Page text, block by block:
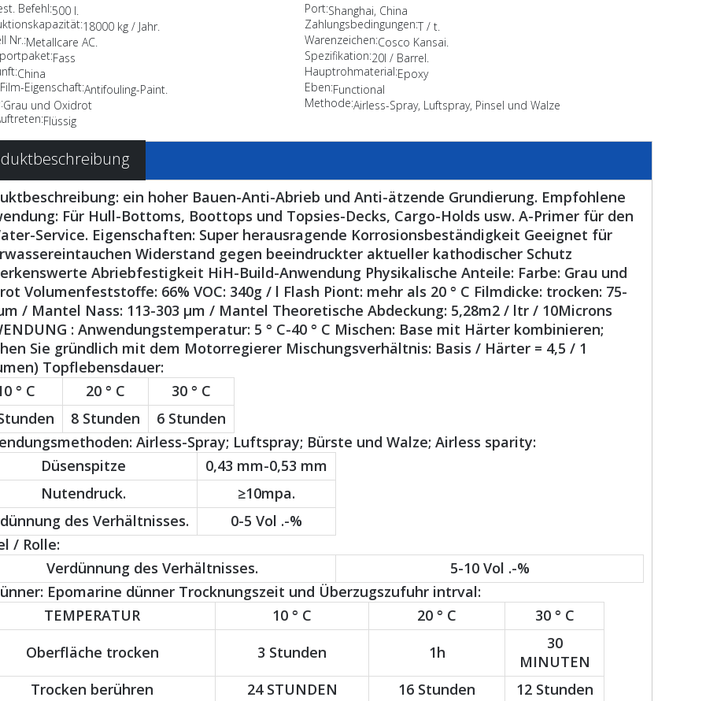
Befehl:500 l. Port:Shanghai, China
18000 kg / Jahr. Zahlungsbedingungen:T / t.
Nr.:Metallcare AC. Warenzeichen:Cosco Kansai.
Fass Spezifikation:20l / Barrel.
China Hauptrohmaterial:Epoxy
Eigenschaft:Antifouling-Paint. Eben:Functional
Grau und Oxidrot Methode:Airless-Spray, Luftspray, Pinsel und Walze
Flüssig
ein hoher Bauen-Anti-Abrieb und Anti-ätzende Grundierung. Empfohlene
Für Hull-Bottoms, Boottops und Topsies-Decks, Cargo-Holds usw. A-Primer für den
Service. Eigenschaften: Super herausragende Korrosionsbeständigkeit Geeignet für
Widerstand gegen beeindruckter aktueller kathodischer Schutz
Abriebfestigkeit HiH-Build-Anwendung Physikalische Anteile: Farbe: Grau und
Volumenfeststoffe: 66% VOC: 340g / l Flash Piont: mehr als 20 ° C Filmdicke: trocken: 75-
/ Mantel Nass: 113-303 μm / Mantel Theoretische Abdeckung: 5,28m2 / ltr / 10Microns
: Anwendungstemperatur: 5 ° C-40 ° C Mischen: Base mit Härter kombinieren;
Sie gründlich mit dem Motorregierer Mischungsverhältnis: Basis / Härter = 4,5 / 1
Topflebensdauer:
° C
20 ° C
30 ° C
8 Stunden
6 Stunden
Airless-Spray; Luftspray; Bürste und Walze; Airless sparity:
Düsenspitze
0,43 mm-0,53 mm
Nutendruck.
≥10mpa.
des Verhältnisses.
0-5 Vol .-%
/ Rolle:
Verdünnung des Verhältnisses.
5-10 Vol .-%
Epomarine dünner Trocknungszeit und Überzugszufuhr intrval:
TEMPERATUR
10 ° C 20 ° C
30 ° C
Oberfläche trocken
3 Stunden 1h
30
MINUTEN
Trocken berühren
24 STUNDEN 16 Stunden
12 Stunden